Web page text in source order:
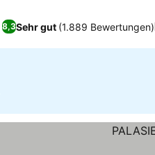
8,3Sehr gut (1.889 Bewertungen)